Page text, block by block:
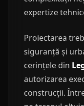
expertize
Proiectarea
siguranță și
cerințele din
autorizarea
construcții.